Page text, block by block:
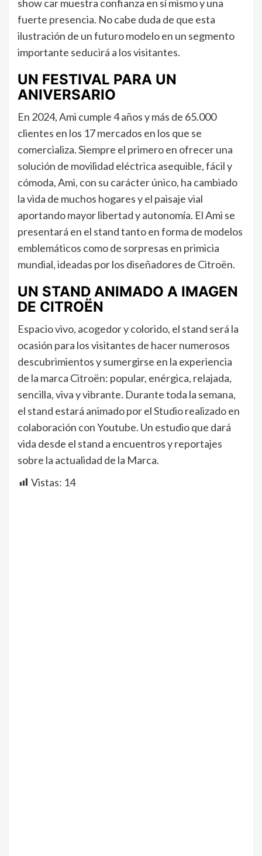
show car muestra confianza en sí mismo y una
fuerte presencia. No cabe duda de que esta
ilustración de un futuro modelo en un segmento
importante seducirá a los visitantes.
UN FESTIVAL PARA UN
ANIVERSARIO
En 2024, Ami cumple 4 años y más de 65.000
clientes en los 17 mercados en los que se
comercializa. Siempre el primero en ofrecer una
solución de movilidad eléctrica asequible, fácil y
cómoda, Ami, con su carácter único, ha cambiado
la vida de muchos hogares y el paisaje vial
aportando mayor libertad y autonomía. El Ami se
presentará en el stand tanto en forma de modelos
emblemáticos como de sorpresas en primicia
mundial, ideadas por los diseñadores de Citroën.
UN STAND ANIMADO A IMAGEN
DE CITROËN
Espacio vivo, acogedor y colorido, el stand será la
ocasión para los visitantes de hacer numerosos
descubrimientos y sumergirse en la experiencia
de la marca Citroën: popular, enérgica, relajada,
sencilla, viva y vibrante. Durante toda la semana,
el stand estará animado por el Studio realizado en
colaboración con Youtube. Un estudio que dará
vida desde el stand a encuentros y reportajes
sobre la actualidad de la Marca.
Vistas: 14